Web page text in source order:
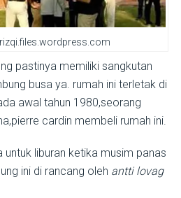
pastinya memiliki sangkutan
busa ya. rumah ini terletak di
awal tahun 1980,seorang
cardin membeli rumah ini.
untuk liburan ketika musim panas
ini di rancang oleh antti lovag